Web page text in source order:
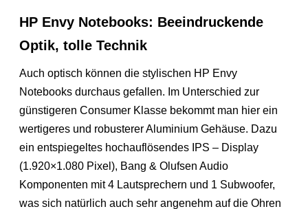
HP Envy Notebooks: Beeindruckende
Optik, tolle Technik
Auch optisch können die stylischen HP Envy
Notebooks durchaus gefallen. Im Unterschied zur
günstigeren Consumer Klasse bekommt man hier ein
wertigeres und robusterer Aluminium Gehäuse. Dazu
ein entspiegeltes hochauflösendes IPS – Display
(1.920×1.080 Pixel), Bang & Olufsen Audio
Komponenten mit 4 Lautsprechern und 1 Subwoofer,
was sich natürlich auch sehr angenehm auf die Ohren